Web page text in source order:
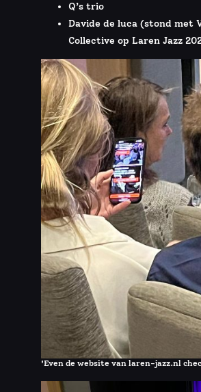
Q’s trio
Davide de luca (stond met
Collective op Laren Jazz
'Even de website van laren-jazz.nl